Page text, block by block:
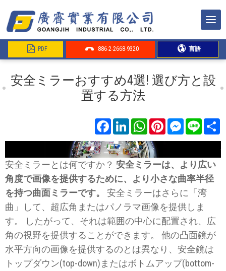
PDF 886-2-2668-9320 言語
安全ミラーおすすめ4選! 選び方と設
置する方法
FacebookLinkedInWhatsAppPinterestMessenger
Line
安全ミラーとは何ですか？ 安全ミラーは、より広い
角度で画像を提供するために、より小さな曲率半径
を持つ曲面ミラーです。
安全ミラーはさらに「湾
曲」して、超広角またはパノラマ画像を提供しま
す。 したがって、それは範囲の中心に配置され、広
角の視野を提供することができます。 他の凸面鏡が
水平方向の画像を提供するのとは異なり、安全鏡は
トップダウン(top-down)またはボトムアップ(bottom-